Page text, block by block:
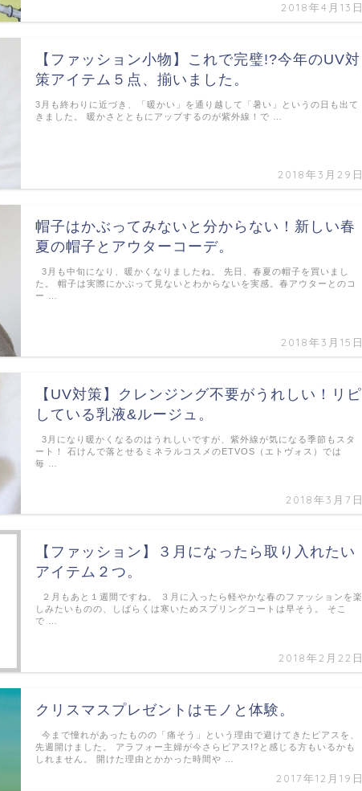
2018年4月13日
【ファッション小物】これで完璧!?今年のUV対
策アイテム５点、揃いました。
2018年3月29日
3月も終わりに近づき、「暖かい」を通り越して「暑い」というの日も出て
きました。 暖かさとともにアップするのが紫外線！で …
帽子はかぶってみないと分からない！新しい春
夏の帽子とアウターコーデ。
2018年3月15日
3月も中旬になり、暖かくなりましたね。 先日、春夏の帽子を買いまし
た。 帽子は実際にかぶって見ないとわからないを実感。春アウターとのコ
ー …
【UV対策】クレンジング不要がうれしい！リピ
している乳液&ルージュ。
2018年3月7日
3月になり暖かくなるのはうれしいですが、紫外線が気になる季節もスタ
ート！ 石けんで落とせるミネラルコスメのETVOS（エトヴォス）では
毎 …
【ファッション】３月になったら取り入れたい
アイテム２つ。
2018年2月22日
２月もあと１週間ですね。 ３月に入ったら軽やかな春のファッションを楽
しみたいものの、しばらくは寒いためスプリングコートは早そう。 そこ
で …
クリスマスプレゼントはモノと体験。
2017年12月19日
今まで憧れがあったものの「痛そう」という理由で避けてきたピアスを、
先週開けました。 アラフォー主婦が今さらピアス!?と感じる方もいるかも
しれません。 開けた理由とかかった時間や …